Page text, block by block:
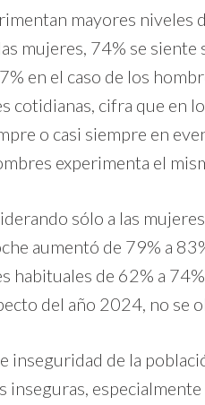
mayores niveles
mujeres, 74% se
en el caso de los
cotidianas, cifra que en
o casi siempre en
experimenta el
sólo a las
aumentó de 79% a
habituales de 62% a
del año 2024, no se
inseguridad de la
inseguras,